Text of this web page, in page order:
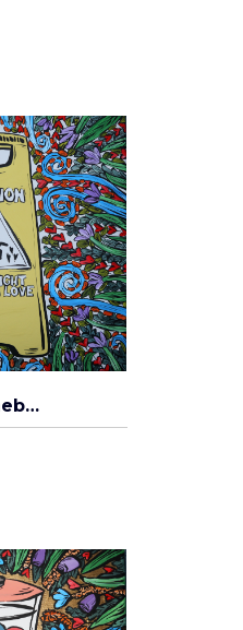
Pozor, hrozí nebezpečí zamilování se